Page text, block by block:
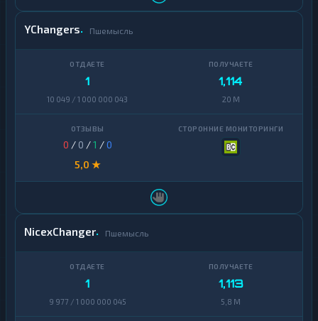
YChangers Пшемысль
1
10 049 / 1 000 000 043
1,114
20 M
0 / 0 /1 /0
5,0 ★
NicexChanger Пшемысль
1
9 977 / 1 000 000 045
1,113
5,8 M